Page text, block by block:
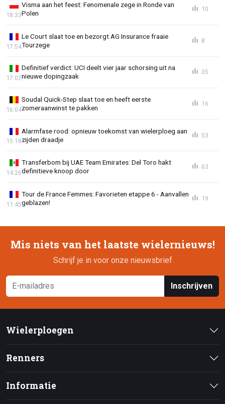
Visma aan het feest: Fenomenale zege in Ronde van
Polen
18:33
10
Le Court slaat toe en bezorgt AG Insurance fraaie
Tourzege
17:54
8
Definitief verdict: UCI deelt vier jaar schorsing uit na
nieuwe dopingzaak
17:02
35
Soudal Quick-Step slaat toe en heeft eerste
zomeraanwinst te pakken
16:04
16
Alarmfase rood: opnieuw toekomst van wielerploeg aan
zijden draadje
15:18
53
Transferbom bij UAE Team Emirates: Del Toro hakt
definitieve knoop door
14:26
63
Tour de France Femmes: Favorieten etappe 6 - Aanvallen
geblazen!
11:45
19
Mis niets van het laatste wielernieuws!
Schrijf je in voor onze nieuwsbrief
Inschrijven
Wielerploegen
Renners
Informatie